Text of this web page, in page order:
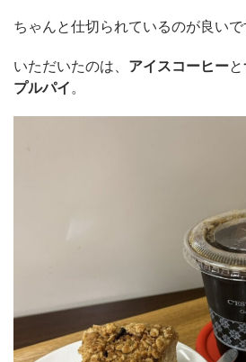
ちゃんと仕切られているのが良いで
いただいたのは、 アイスコーヒーと
プルパイ。